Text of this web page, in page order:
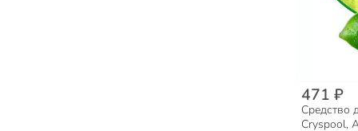
471 ₽
Средство
Cryspool,